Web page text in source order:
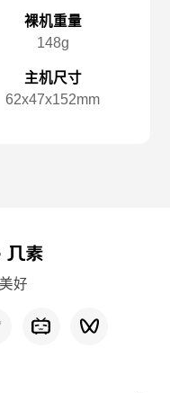
裸机重量
148g
主机尺寸
62x️47x️152mm
好